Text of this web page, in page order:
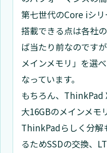
第七世代のCore iシ
搭載できる点は各社
ば当たり前なのです
メインメモリ」を選
なっています。
もちろん、
大16GBのメインメモ
ThinkPadらしく分解
るためSSDの交換、